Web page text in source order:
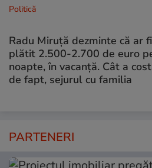
Politică
Radu Miruţă dezminte că ar fi
plătit 2.500-2.700 de euro
noapte, în vacanță. Cât a
de fapt, sejurul cu familia
PARTENERI